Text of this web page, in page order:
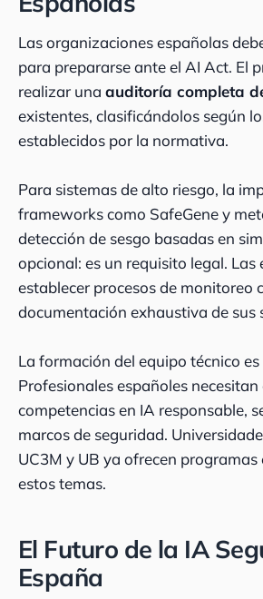
Las organizaciones españolas
para prepararse ante el AI Act. El
realizar una auditoría completa
existentes, clasificándolos según
establecidos por la normativa.
Para sistemas de alto riesgo, la
frameworks como SafeGene y
detección de sesgo basadas en
opcional: es un requisito legal. Las
establecer procesos de monitoreo
documentación exhaustiva de sus
La formación del equipo técnico es
Profesionales españoles
competencias en IA responsable,
marcos de seguridad.
UC3M y UB ya ofrecen programas
estos temas.
El Futuro de la IA
España